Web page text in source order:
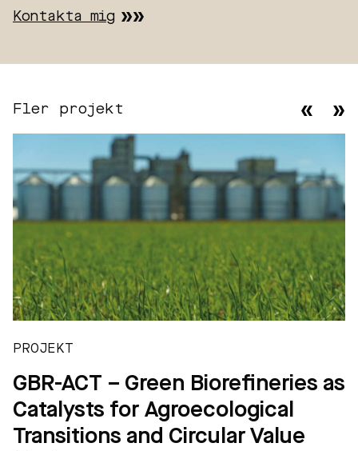
Kontakta mig
Fler projekt
PROJEKT
GBR-ACT – Green Biorefineries as
Catalysts for Agroecological
Transitions and Circular Value